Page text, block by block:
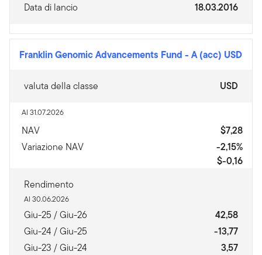
Data di lancio
18.03.2016
Franklin Genomic Advancements Fund - A (acc) USD
valuta della classe USD
Al 31.07.2026
NAV
$7,28
Variazione NAV
-2,15%
$-0,16
Rendimento
Al 30.06.2026
Giu-25 / Giu-26
42,58
Giu-24 / Giu-25
-13,77
Giu-23 / Giu-24
3,57